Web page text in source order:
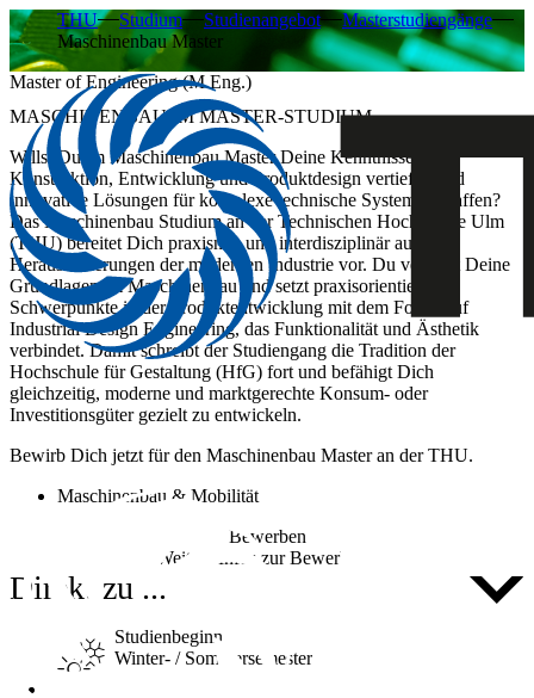
THU Studium Studienangebot
Masterstudiengänge
Maschinenbau Master
Master of Engineering (M.Eng.)
MASCHINENBAU IM MASTER-STUDIUM
Willst Du im Maschinenbau Master Deine Kenntnisse in
Konstruktion, Entwicklung und Produktdesign vertiefen und
innovative Lösungen für komplexe technische Systeme schaffen?
Das Maschinenbau Studium an der Technischen Hochschule Ulm
(THU) bereitet Dich praxisnah und interdisziplinär auf die
Herausforderungen der modernen Industrie vor. Du vertiefst Deine
Grundlagen im Maschinenbau und setzt praxisorientierte
Schwerpunkte in der Produktentwicklung mit dem Fokus auf
Industrial Design Engineering, das Funktionalität und Ästhetik
verbindet. Damit schreibt der Studiengang die Tradition der
Hochschule für Gestaltung (HfG) fort und befähigt Dich
gleichzeitig, moderne und marktgerechte Konsum- oder
Investitionsgüter gezielt zu entwickeln.
Bewirb Dich jetzt für den Maschinenbau Master an der THU.
Maschinenbau & Mobilität
Bewerben
Weitere Infos zur Bewerbung
Direkt zu ...
Studienbeginn
Winter- / Sommersemester